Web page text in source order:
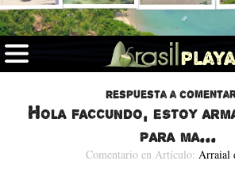
Respuesta a
Hola faccundo, estoy
para ma...
Comentario en Artículo: Arraial